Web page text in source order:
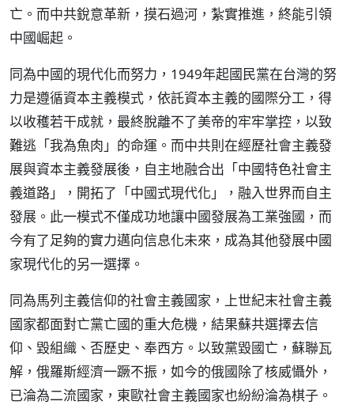
亡。而中共銳意革新，摸石過河，紮實推進，終能引領
中國崛起。
同為中國的現代化而努力，1949年起國民黨在台灣的努
力是遵循資本主義模式，依託資本主義的國際分工，得
以收穫若干成就，最終脫離不了美帝的牢牢掌控，以致
難逃「我為魚肉」的命運。而中共則在經歷社會主義發
展與資本主義發展後，自主地融合出「中國特色社會主
義道路」，開拓了「中國式現代化」，融入世界而自主
發展。此一模式不僅成功地讓中國發展為工業強國，而
今有了足夠的實力邁向信息化未來，成為其他發展中國
家現代化的另一選擇。
同為馬列主義信仰的社會主義國家，上世紀末社會主義
國家都面對亡黨亡國的重大危機，結果蘇共選擇去信
仰、毀組織、否歷史、奉西方。以致黨毀國亡，蘇聯瓦
解，俄羅斯經濟一蹶不振，如今的俄國除了核威懾外，
已淪為二流國家，東歐社會主義國家也紛紛淪為棋子。